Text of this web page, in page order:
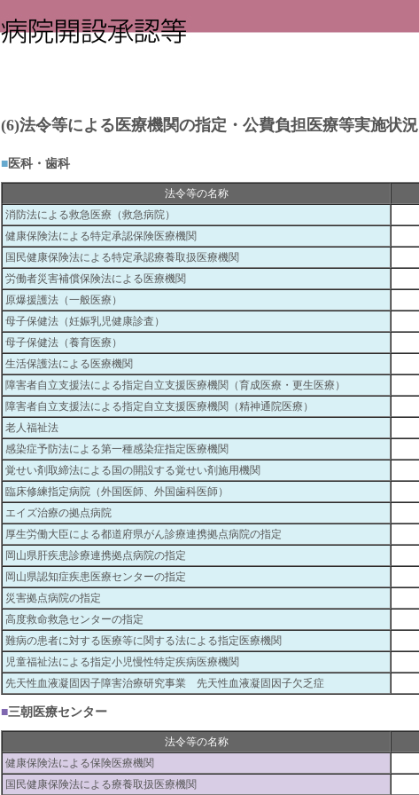
(6)法令等による医療機関の指定・公費負担医療等実施状況
■医科・歯科
法令等の名称
消防法による救急医療（救急病院）
健康保険法による特定承認保険医療機関
国民健康保険法による特定承認療養取扱医療機関
労働者災害補償保険法による医療機関
原爆援護法（一般医療）
母子保健法（妊娠乳児健康診査）
母子保健法（養育医療）
生活保護法による医療機関
障害者自立支援法による指定自立支援医療機関（育成医療・更生医療）
障害者自立支援法による指定自立支援医療機関（精神通院医療）
老人福祉法
感染症予防法による第一種感染症指定医療機関
覚せい剤取締法による国の開設する覚せい剤施用機関
臨床修練指定病院（外国医師、外国歯科医師）
エイズ治療の拠点病院
厚生労働大臣による都道府県がん診療連携拠点病院の指定
岡山県肝疾患診療連携拠点病院の指定
岡山県認知症疾患医療センターの指定
災害拠点病院の指定
高度救命救急センターの指定
難病の患者に対する医療等に関する法による指定医療機関
児童福祉法による指定小児慢性特定疾病医療機関
先天性血液凝固因子障害治療研究事業 先天性血液凝固因子欠乏症
■三朝医療センター
法令等の名称
健康保険法による保険医療機関
国民健康保険法による療養取扱医療機関